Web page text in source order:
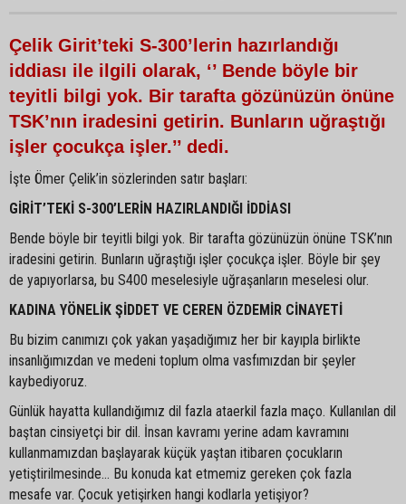
Çelik Girit’teki S-300’lerin hazırlandığı
iddiası ile ilgili olarak, ‘’ Bende böyle bir
teyitli bilgi yok. Bir tarafta gözünüzün önüne
TSK’nın iradesini getirin. Bunların uğraştığı
işler çocukça işler.’’ dedi.
İşte Ömer Çelik’in sözlerinden satır başları:
GİRİT’TEKİ S-300’LERİN HAZIRLANDIĞI İDDİASI
Bende böyle bir teyitli bilgi yok. Bir tarafta gözünüzün önüne TSK’nın
iradesini getirin. Bunların uğraştığı işler çocukça işler. Böyle bir şey
de yapıyorlarsa, bu S400 meselesiyle uğraşanların meselesi olur.
KADINA YÖNELİK ŞİDDET VE CEREN ÖZDEMİR CİNAYETİ
Bu bizim canımızı çok yakan yaşadığımız her bir kayıpla birlikte
insanlığımızdan ve medeni toplum olma vasfımızdan bir şeyler
kaybediyoruz.
Günlük hayatta kullandığımız dil fazla ataerkil fazla maço. Kullanılan dil
baştan cinsiyetçi bir dil. İnsan kavramı yerine adam kavramını
kullanmamızdan başlayarak küçük yaştan itibaren çocukların
yetiştirilmesinde… Bu konuda kat etmemiz gereken çok fazla
mesafe var. Çocuk yetişirken hangi kodlarla yetişiyor?